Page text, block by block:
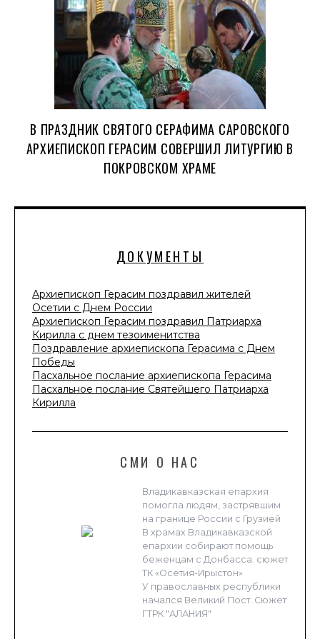
ДОКУМЕНТЫ
Архиепископ Герасим поздравил жителей
Осетии с Днем России
Архиепископ Герасим поздравил Патриарха
Кирилла с днем тезоименитства
Поздравление архиепископа Герасима с Днем
Победы
Пасхальное послание архиепископа Герасима
Пасхальное послание Святейшего Патриарха
Кирилла
СМИ О НАС
Владикавказская епархия
помогла людям, застрявшим
на границе России с Грузией
В храмах Владикавказской
епархии собирают помощь
беженцам с Донбасса. сюжет
ТК «Осетия-Ирыстон»
У православных республики
начался Великий Пост. Сюжет
ГТРК "АЛАНИЯ"
В ПРАЗДНИК СВЯТОГО СЕРАФИМА САРОВСКОГО
АРХИЕПИСКОП ГЕРАСИМ СОВЕРШИЛ ЛИТУРГИЮ В
ПОКРОВСКОМ ХРАМЕ